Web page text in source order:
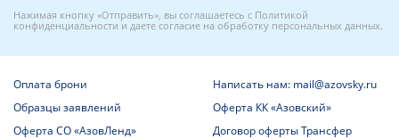
Нажимая кнопку «Отправить», вы соглашаетесь с Политикой
конфиденциальности и даете согласие на обработку персональных данных.
Оплата брони
Написать нам: mail@azovsky.ru
Образцы заявлений
Оферта КК «Азовский»
Оферта СО «АзовЛенд»
Договор оферты Трансфер